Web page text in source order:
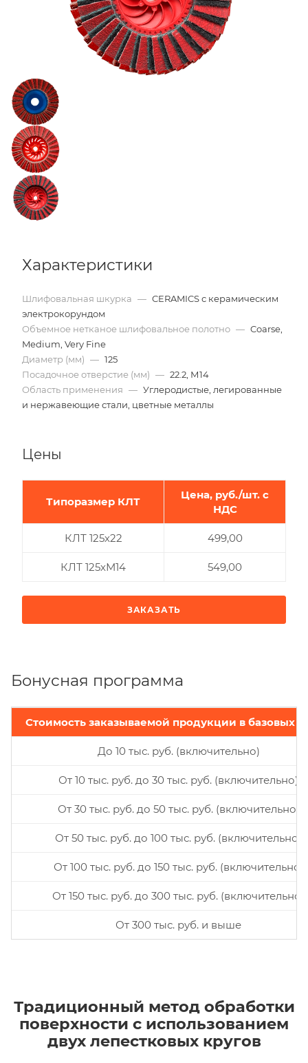
Характеристики
Шлифовальная шкурка — CERAMICS с керамическим
электрокорундом
Объемное нетканое шлифовальное полотно — Coarse,
Medium, Very Fine
Диаметр (мм) — 125
Посадочное отверстие (мм) — 22.2, М14
Область применения — Углеродистые, легированные
и нержавеющие стали, цветные металлы
Цены
Типоразмер КЛТ
Цена, руб./шт. с
НДС
КЛТ 125х22 499,00
КЛТ 125хМ14 549,00
ЗАКАЗАТЬ
Бонусная программа
Стоимость заказываемой продукции в базовых
До 10 тыс. руб. (включительно)
От 10 тыс. руб. до 30 тыс. руб. (включительно)
От 30 тыс. руб. до 50 тыс. руб. (включительно)
От 50 тыс. руб. до 100 тыс. руб. (включительно)
От 100 тыс. руб. до 150 тыс. руб. (включительно)
От 150 тыс. руб. до 300 тыс. руб. (включительно)
От 300 тыс. руб. и выше
Традиционный метод обработки
поверхности с использованием
двух лепестковых кругов